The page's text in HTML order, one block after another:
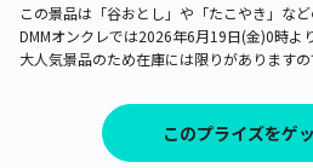
この景品は「谷おとし」や「たこやき」な
DMMオンクレでは2026年6月19日(金)0時よ
大人気景品のため在庫には限りがありますの
このプライズをゲ